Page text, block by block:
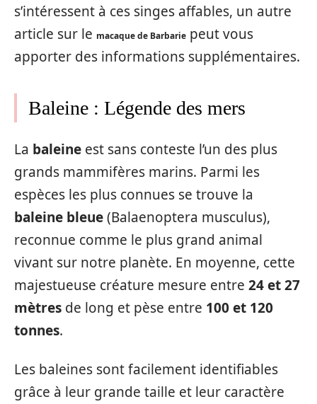
s’intéressent à ces singes affables, un autre
article sur le macaque de Barbarie peut vous
apporter des informations supplémentaires.
Baleine : Légende des mers
La baleine est sans conteste l’un des plus
grands mammifères marins. Parmi les
espèces les plus connues se trouve la
baleine bleue(Balaenoptera musculus),
reconnue comme le plus grand animal
vivant sur notre planète. En moyenne, cette
majestueuse créature mesure entre 24 et 27
mètres de long et pèse entre 100 et 120
tonnes.
Les baleines sont facilement identifiables
grâce à leur grande taille et leur caractère